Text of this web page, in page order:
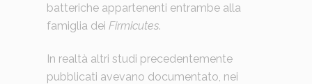
batteriche appartenenti entrambe alla
famiglia dei Firmicutes.
In realtà altri studi precedentemente
pubblicati avevano documentato, nei